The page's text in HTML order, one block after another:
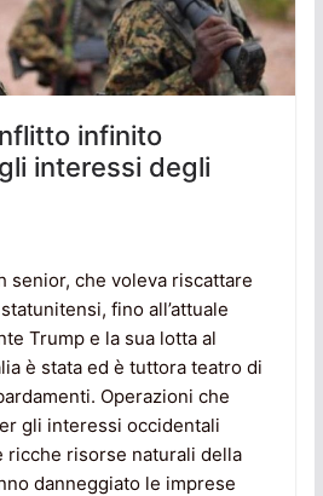
infinito
interessi degli
senior, che voleva riscattare
fino all’attuale
Trump e la sua lotta al
è stata ed è tuttora teatro di
Operazioni che
gli interessi occidentali
ricche risorse naturali della
danneggiato le imprese